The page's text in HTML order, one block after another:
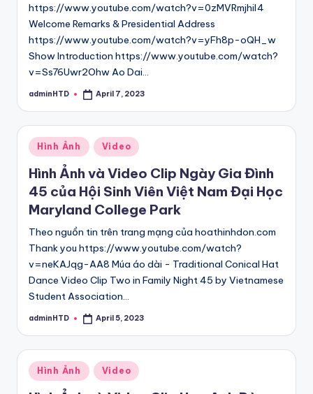
https://www.youtube.com/watch?v=0zMVRmjhil4
Welcome Remarks & Presidential Address
https://www.youtube.com/watch?v=yFh8p-oQH_w
Show Introduction https://www.youtube.com/watch?
v=Ss76Uwr2Ohw Ao Dai…
Posted
adminHTD April 7, 2023
Posted
in
Hình Ảnh Video
Hình Ảnh và Video Clip Ngày Gia Đình
45 của Hội Sinh Viên Việt Nam Đại Học
Maryland College Park
Theo nguồn tin trên trang mạng của hoathinhdon.com
Thank you https://www.youtube.com/watch?
v=neKAJqg-AA8 Múa áo dài - Traditional Conical Hat
Dance Video Clip Two in Family Night 45 by Vietnamese
Student Association…
Posted
adminHTD April 5, 2023
Posted
in
Hình Ảnh Video